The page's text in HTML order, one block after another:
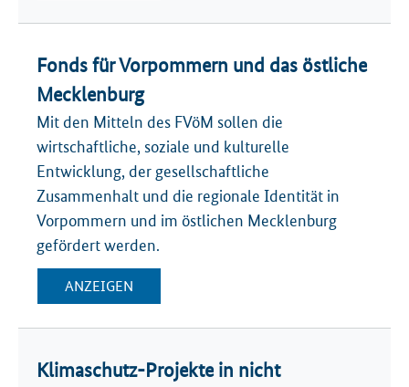
Fonds für Vorpommern und das östliche
Mecklenburg
Mit den Mitteln des FVöM sollen die
wirtschaftliche, soziale und kulturelle
Entwicklung, der gesellschaftliche
Zusammenhalt und die regionale Identität in
Vorpommern und im östlichen Mecklenburg
gefördert werden.
ANZEIGEN
Klimaschutz-Projekte in nicht